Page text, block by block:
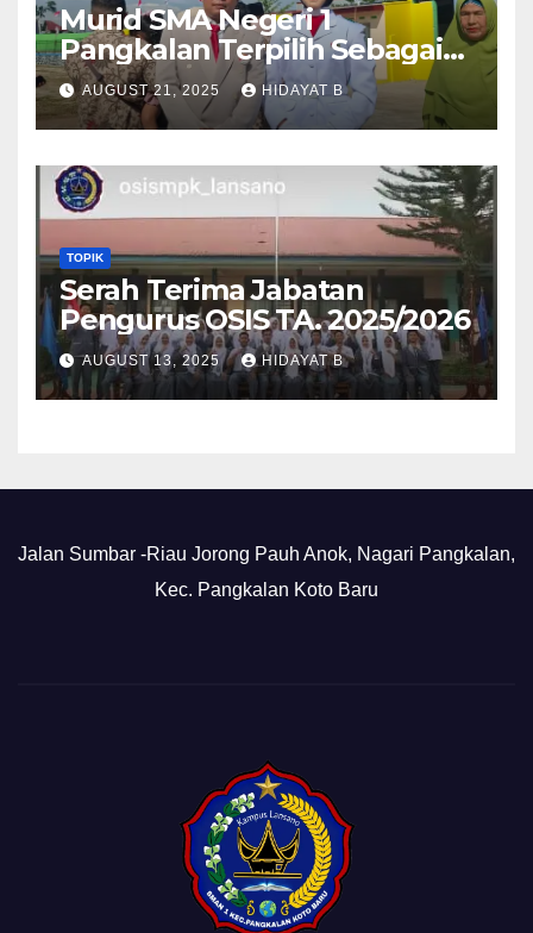
Murid SMA Negeri 1
Pangkalan Terpilih Sebagai
Anggota Paskibra Tingkat
Kabupaten Lima Puluh Kota
AUGUST 21, 2025 HIDAYAT B
TOPIK
Serah Terima Jabatan
Pengurus OSIS TA. 2025/2026
AUGUST 13, 2025 HIDAYAT B
Jalan Sumbar -Riau Jorong Pauh Anok, Nagari Pangkalan,
Kec. Pangkalan Koto Baru